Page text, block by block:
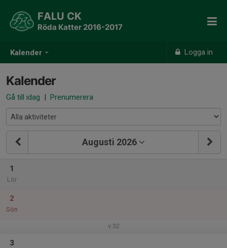
Kalender Logga in
FALU CK
Röda Katter 2016-2017
Kalender
Gå till idag | Prenumerera
Augusti 2026
1
Lör
2
Sön
v.32
3